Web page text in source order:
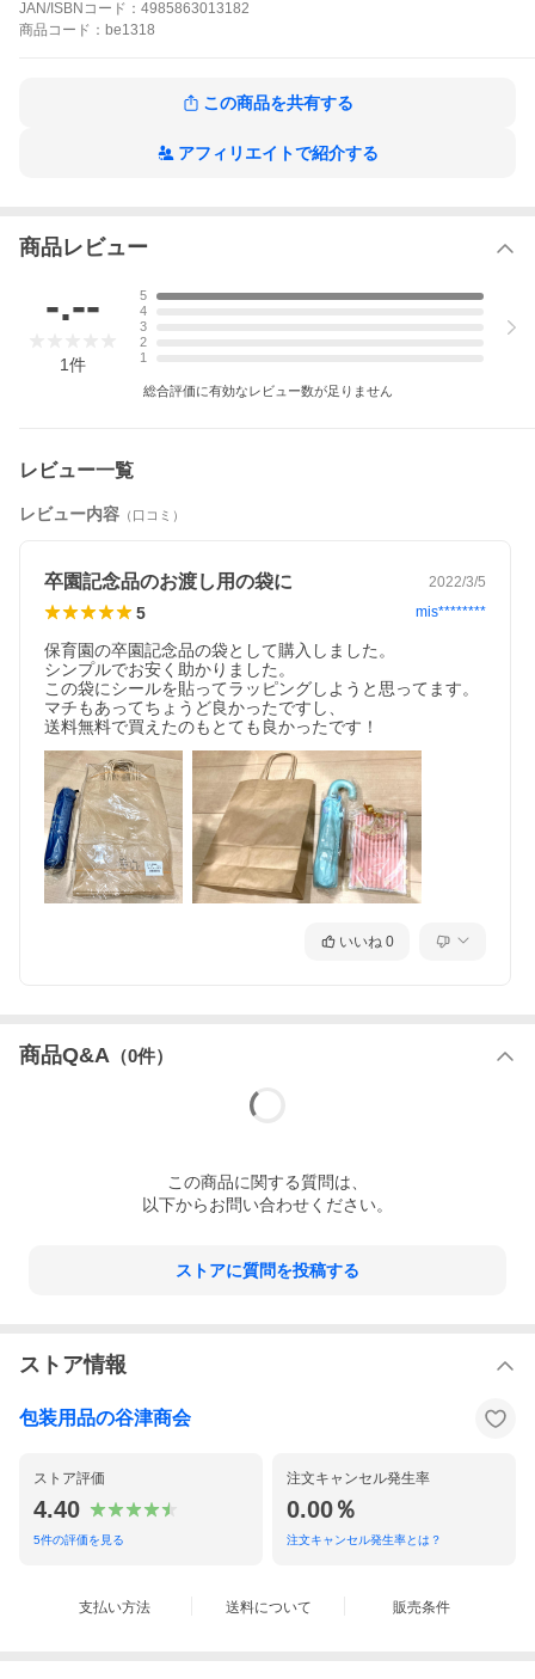
JAN/ISBNコード： 4985863013182
商品 コード： be1318
この商品を共有する
アフィリエイトで紹介する
商品レビュー
-.--
1件
5
4
3
2
1
総合評価に有効なレビュー数が足りません
レビュー一覧
レビュー内容 （口コミ）
卒園記念品のお渡し用の袋に 2022/3/5
5 mis********
保育園の卒園記念品の袋として購入しました。
シンプルでお安く助かりました。
この袋にシールを貼ってラッピングしようと思ってます。
マチもあってちょうど良かったですし、
送料無料で買えたのもとても良かったです！
いいね 0
商品Q&A （0件）
この商品に関する質問は、
以下からお問い合わせください。
ストアに質問を投稿する
ストア情報
包装用品の谷津商会
ストア評価
4.40
5件の評価を見る
注文キャンセル発生率
0.00％
注文キャンセル発生率とは？
支払い方法 送料について 販売条件